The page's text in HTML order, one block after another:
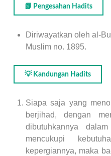
📗 Pengesahan Hadits
Diriwayatkan oleh al-
Muslim no. 1895.
💡 Kandungan Hadits
Siapa saja yang
berjihad, dengan
dibutuhkannya
mencukupi
kepergiannya, maka